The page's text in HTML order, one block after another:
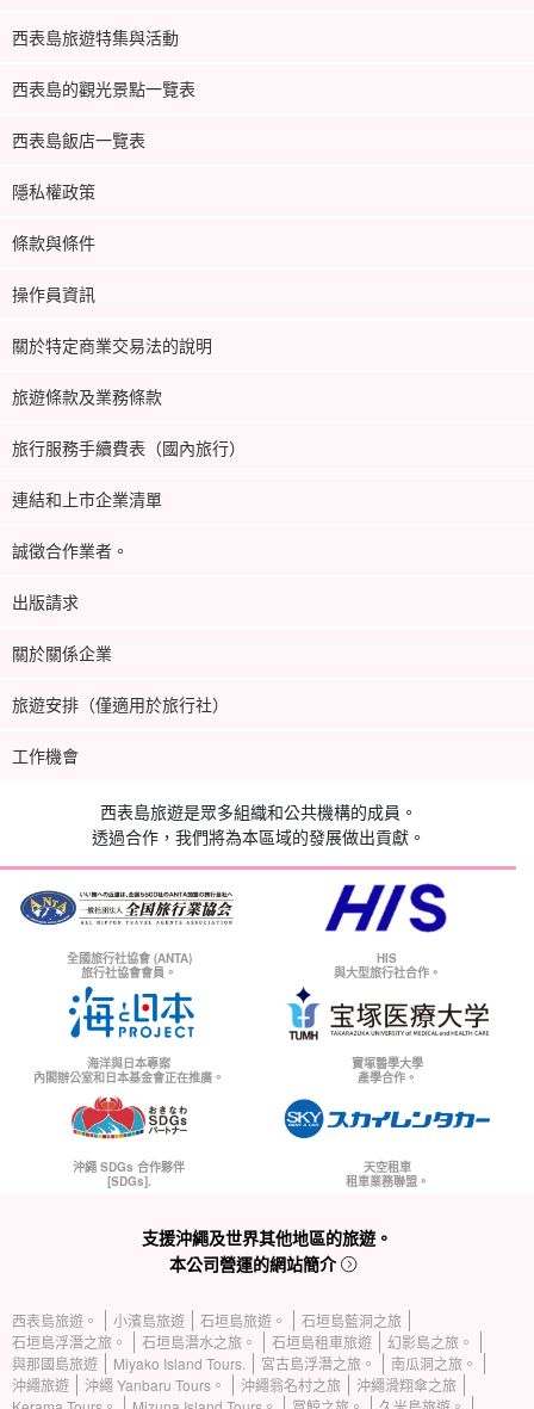
西表島旅遊特集與活動
西表島的觀光景點一覽表
西表島飯店一覽表
隱私權政策
條款與條件
操作員資訊
關於特定商業交易法的說明
旅遊條款及業務條款
旅行服務手續費表（國內旅行）
連結和上市企業清單
誠徵合作業者。
出版請求
關於關係企業
旅遊安排（僅適用於旅行社）
工作機會
西表島旅遊是眾多組織和公共機構的成員。
透過合作，我們將為本區域的發展做出貢獻。
全國旅行社協會 (ANTA)
旅行社協會會員。
HIS
與大型旅行社合作。
海洋與日本專案
內閣辦公室和日本基金會正在推廣。
寶塚醫學大學
產學合作。
沖繩 SDGs 合作夥伴
[SDGs].
天空租車
租車業務聯盟。
支援沖繩及世界其他地區的旅遊。
本公司營運的網站簡介
西表島旅遊。 小濱島旅遊 石垣島旅遊。
石垣島藍洞之旅
石垣島浮潛之旅。
石垣島潛水之旅。 石垣島租車旅遊
幻影島之旅。
與那國島旅遊
Miyako Island Tours. 宮古島浮潛之旅。
南瓜洞之旅。
沖繩旅遊
沖繩 Yanbaru Tours。 沖繩翁名村之旅
沖繩滑翔傘之旅